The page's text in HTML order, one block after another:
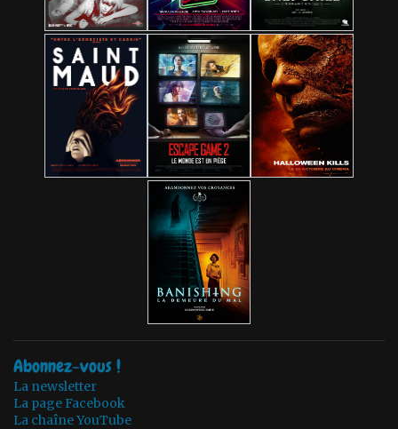
Abonnez-vous !
La newsletter
La page Facebook
La chaîne YouTube